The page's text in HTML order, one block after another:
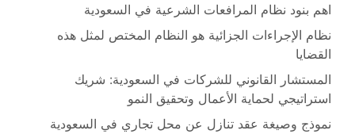
اهم بنود نظام المرافعات الشرعية في السعودية
نظام الإجراءات الجزائية هو النظام المختص لمثل هذه
القضايا
المستشار القانوني للشركات في السعودية: شريك
استراتيجي لحماية الأعمال وتحقيق النمو
نموذج وصيغة عقد تنازل عن محل تجاري في السعودية